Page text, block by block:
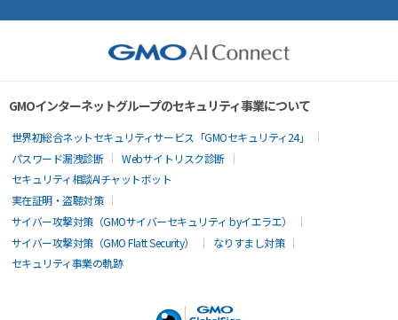
GMOインターネットグループのセキュリティ事業について
世界初総合ネットセキュリティサービス「GMOセキュリティ24」
パスワード漏洩診断
Webサイトリスク診断
セキュリティ相談AIチャットボット
実在証明・盗聴対策
サイバー攻撃対策（GMOサイバーセキュリティ byイエラエ）
サイバー攻撃対策（GMO Flatt Security）
なりすまし対策
セキュリティ事業の軌跡